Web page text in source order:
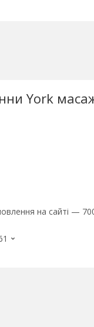
York
на сайті —